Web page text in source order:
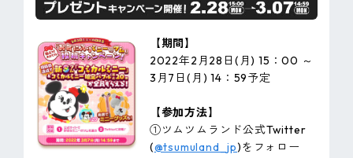
【期間】
2022年2月28日(月) 15：00 ～
3月7日(月) 14：59予定
【参加方法】
①ツムツムランド公式Twitter
(@tsumuland_jp)をフォロー